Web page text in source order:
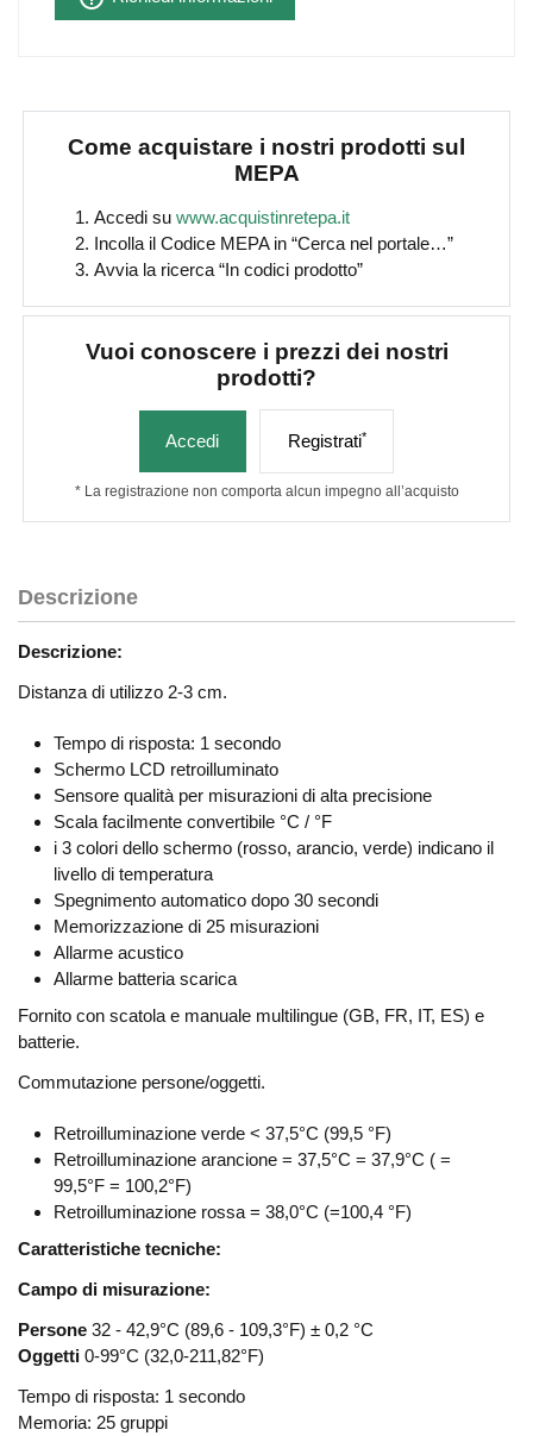
Come acquistare i nostri prodotti sul
MEPA
Accedi su www.acquistinretepa.it
Incolla il Codice MEPA in “Cerca nel portale…”
Avvia la ricerca “In codici prodotto”
Vuoi conoscere i prezzi dei nostri
prodotti?
Accedi Registrati*
* La registrazione non comporta alcun impegno all’acquisto
Descrizione
Descrizione:
Distanza di utilizzo 2-3 cm.
Tempo di risposta: 1 secondo
Schermo LCD retroilluminato
Sensore qualità per misurazioni di alta precisione
Scala facilmente convertibile °C / °F
i 3 colori dello schermo (rosso, arancio, verde) indicano il
livello di temperatura
Spegnimento automatico dopo 30 secondi
Memorizzazione di 25 misurazioni
Allarme acustico
Allarme batteria scarica
Fornito con scatola e manuale multilingue (GB, FR, IT, ES) e
batterie.
Commutazione persone/oggetti.
Retroilluminazione verde < 37,5°C (99,5 °F)
Retroilluminazione arancione = 37,5°C = 37,9°C ( =
99,5°F = 100,2°F)
Retroilluminazione rossa = 38,0°C (=100,4 °F)
Caratteristiche tecniche:
Campo di misurazione:
Persone 32 - 42,9°C (89,6 - 109,3°F) ± 0,2 °C
Oggetti 0-99°C (32,0-211,82°F)
Tempo di risposta: 1 secondo
Memoria: 25 gruppi